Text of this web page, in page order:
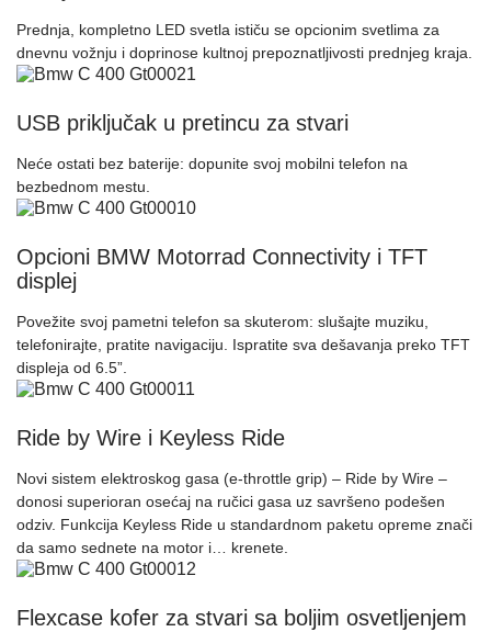
Prednja, kompletno LED svetla ističu se opcionim svetlima za
dnevnu vožnju i doprinose kultnoj prepoznatljivosti prednjeg kraja.
USB priključak u pretincu za stvari
Neće ostati bez baterije: dopunite svoj mobilni telefon na
bezbednom mestu.
Opcioni BMW Motorrad Connectivity i TFT
displej
Povežite svoj pametni telefon sa skuterom: slušajte muziku,
telefonirajte, pratite navigaciju. Ispratite sva dešavanja preko TFT
displeja od 6.5”.
Ride by Wire i Keyless Ride
Novi sistem elektroskog gasa (e-throttle grip) – Ride by Wire –
donosi superioran osećaj na ručici gasa uz savršeno podešen
odziv. Funkcija Keyless Ride u standardnom paketu opreme znači
da samo sednete na motor i… krenete.
Flexcase kofer za stvari sa boljim osvetljenjem